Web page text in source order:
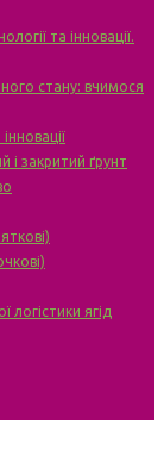
та інновації.
стану: вчимося
і закритий ґрунт
логістики ягід